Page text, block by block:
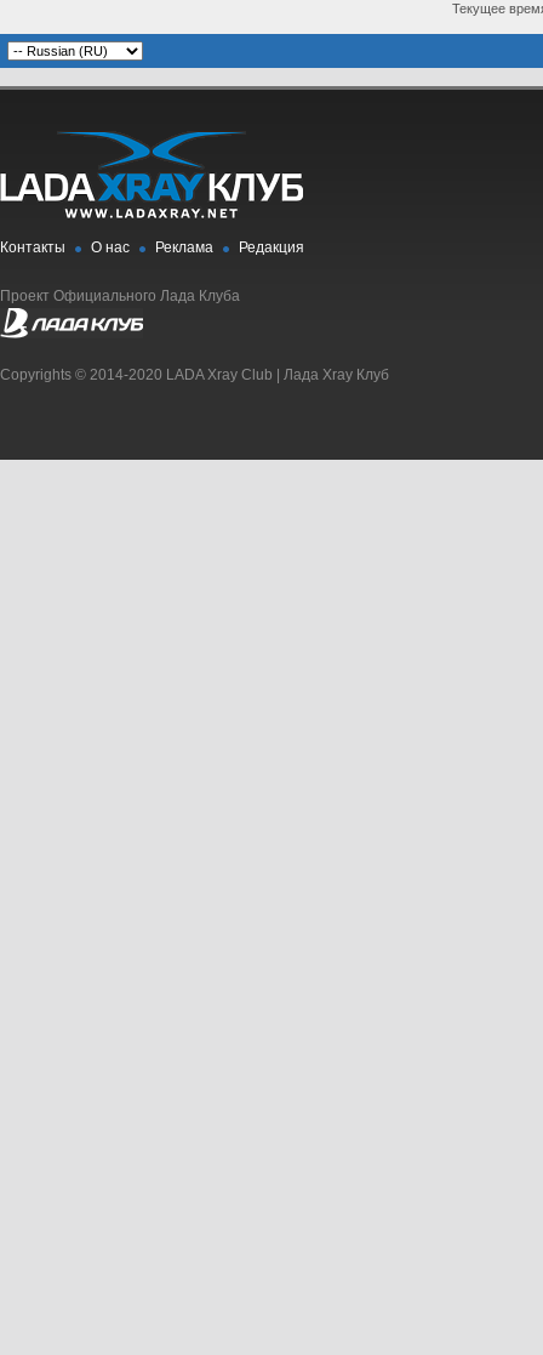
Текущее
Контакты О нас Реклама Редакция
Проект Официального Лада Клуба
Copyrights © 2014-2020 LADA Xray Club | Лада Xray Клуб